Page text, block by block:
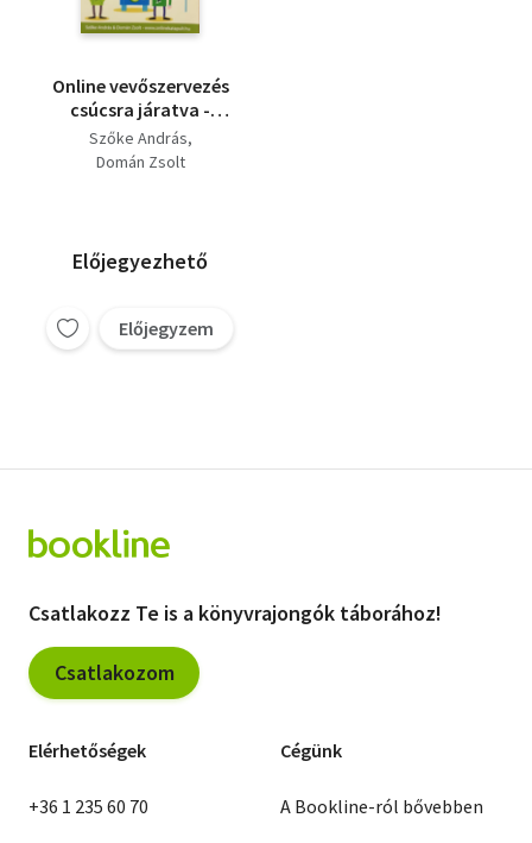
Online vevőszervezés
csúcsra járatva -
Hogyan alakítsd a
honlapod automata
Szőke András
Domán Zsolt
Előjegyezhető
Előjegyzem
Csatlakozz Te is a könyvrajongók táborához!
Csatlakozom
Elérhetőségek
+36 1 235 60 70
Cégünk
A Bookline-ról bővebben